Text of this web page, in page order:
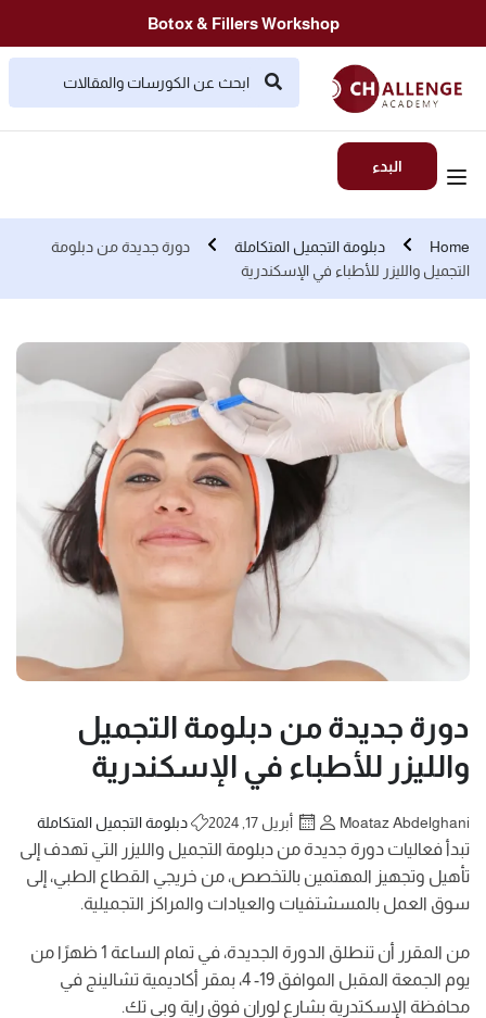
Botox & Fillers Workshop
البدء
Home دبلومة التجميل المتكاملة
دورة جديدة من دبلومة
التجميل والليزر للأطباء في الإسكندرية
دورة جديدة من دبلومة التجميل
والليزر للأطباء في الإسكندرية
Moataz Abdelghani أبريل 17, 2024 دبلومة التجميل المتكاملة
تبدأ فعاليات دورة جديدة من دبلومة التجميل والليزر التي تهدف إلى
تأهيل وتجهيز المهتمين بالتخصص، من خريجي القطاع الطبي، إلى
سوق العمل بالمسشتفيات والعيادات والمراكز التجميلية.
من المقرر أن تنطلق الدورة الجديدة، في تمام الساعة 1 ظهرًا من
يوم الجمعة المقبل الموافق 19- 4، بمقر أكاديمية تشالينج في
محافظة الإسكتدرية بشارع لوران فوق راية وبي تك.